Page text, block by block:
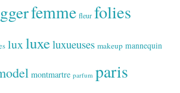
femme fleur folies
luxluxeluxueuses makeup mannequin
montmartre parfum paris